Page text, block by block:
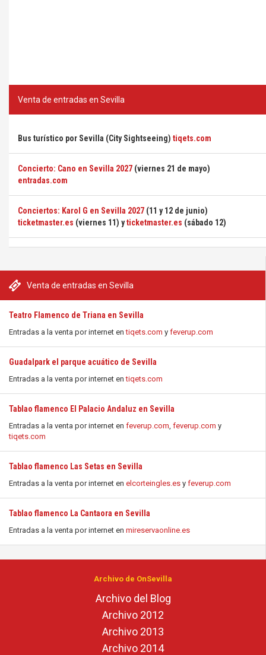
Venta de entradas en Sevilla
Teatro Flamenco de Triana en Sevilla
Entradas a la venta por internet entiqets.com y feverup.com
Guadalpark el parque acuático de Sevilla
Entradas a la venta por internet entiqets.com
Tablao flamenco El Palacio Andaluz en Sevilla
Entradas a la venta por internet en feverup.com, feverup.com y
tiqets.com
Tablao flamenco Las Setas en Sevilla
Entradas a la venta por internet en elcorteingles.es y feverup.com
Tablao flamenco La Cantaora en Sevilla
Entradas a la venta por internet en mireservaonline.es
Venta de entradas en Sevilla
Bus turístico por Sevilla (City Sightseeing) tiqets.com
Concierto: Cano en Sevilla 2027 (viernes 21 de mayo)
entradas.com
Conciertos: Karol G en Sevilla 2027 (11 y 12 de junio)
ticketmaster.es (viernes 11) yticketmaster.es (sábado 12)
Archivo de OnSevilla
Archivo del Blog
Archivo 2012
Archivo 2013
Archivo 2014